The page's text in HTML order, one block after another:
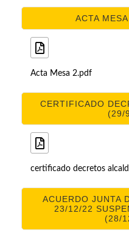
ACTA
Acta Mesa 2.pdf
CERTIFICADO
(29/
certificado decretos
ACUERDO JUNTA
23/12/22
(28/